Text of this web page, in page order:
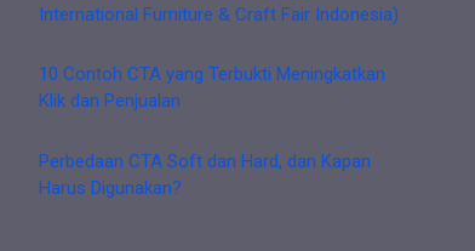
International Furniture & Craft Fair Indonesia)
10 Contoh CTA yang Terbukti Meningkatkan
Klik dan Penjualan
Perbedaan CTA Soft dan Hard, dan Kapan
Harus Digunakan?